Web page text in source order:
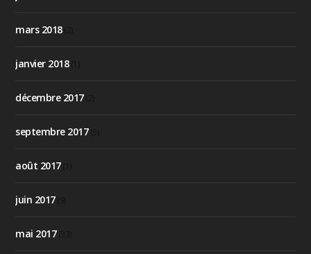
mars 2018(2)
janvier 2018(1)
décembre 2017(2)
septembre 2017(3)
août 2017(1)
juin 2017(9)
mai 2017(33)